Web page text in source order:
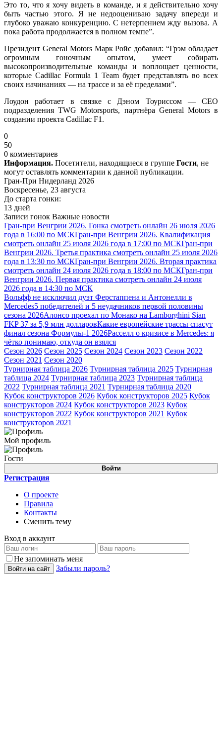
Это то, что я хочу видеть в команде, и я действительно хочу
быть частью этого. Я не недооцениваю задачу впереди и
глубоко уважаю конкуренцию. С нетерпением жду вызова. А
пока работа продолжается в полном темпе”.
Президент General Motors Марк Ройс добавил: “Грэм обладает
огромным гоночным опытом, умеет собирать
высокопроизводительные команды и воплощает ценности,
которые Cadillac Formula 1 Team будет представлять во всех
своих начинаниях — на трассе и за её пределами”.
Лоудон работает в связке с Дэном Тоуриссом — CEO
подразделения TWG Motorsports, партнёра General Motors в
создании проекта Cadillac F1.
0
50
0 комментариев
Информация. Посетители, находящиеся в группе Гости, не
могут оставлять комментарии к данной публикации.
Гран-При Нидерланд 2026
Воскресенье, 23 августа
До старта гонки:
13 дней
Записи гонок Важные новости
Гран-при Венгрии 2026. Гонка смотреть онлайн 26 июля 2026
года в 16:00 по МСКГран-при Венгрии 2026. Квалификация
смотреть онлайн 25 июля 2026 года в 17:00 по МСКГран-при
Венгрии 2026. Третья практика смотреть онлайн 25 июля 2026
года в 13:30 по МСКГран-при Венгрии 2026. Вторая практика
смотреть онлайн 24 июля 2026 года в 18:00 по МСКГран-при
Венгрии 2026. Первая практика смотреть онлайн 24 июля
2026 года в 14:30 по МСК
Вольфф не исключил дуэт Ферстаппена и Антонелли в
Mercedes5 победителей и 5 неудачников первой половины
сезона 2026Алонсо проехал по Монако на Lamborghini Sian
FKP 37 за 5,9 млн долларовКакие европейские трассы спасут
финал сезона Формулы-1 2026Расселл о кризисе в Mercedes: я
чётко понимаю, откуда он взялся
Сезон 2026 Сезон 2025 Сезон 2024 Сезон 2023 Сезон 2022
Сезон 2021 Сезон 2020
Турнирная таблица 2026 Турнирная таблица 2025 Турнирная
таблица 2024 Турнирная таблица 2023 Турнирная таблица
2022 Турнирная таблица 2021 Турнирная таблица 2020
Кубок конструкторов 2026 Кубок конструкторов 2025 Кубок
конструкторов 2024 Кубок конструкторов 2023 Кубок
конструкторов 2022 Кубок конструкторов 2021 Кубок
конструкторов 2021
Мой профиль
Гости
Войти
Регистрация
О проекте
Правила
Контакты
Сменить тему
Вход в аккаунт
Не запоминать меня
Войти на сайт Забыли пароль?